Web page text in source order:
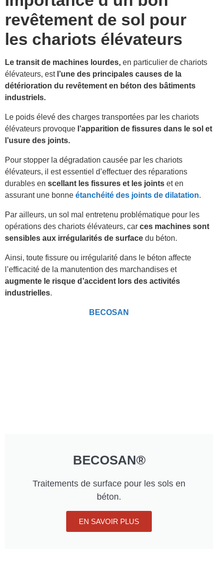
revêtement de sol pour
les chariots élévateurs
Le transit de machines lourdes, en particulier de chariots
élévateurs, estl’une des principales causes de la
détérioration du revêtement en béton des bâtiments
industriels.
Le poids élevé des charges transportées par les chariots
élévateurs provoque l’apparition de fissures dans le sol et
l’usure des joints.
Pour stopper la dégradation causée par les chariots
élévateurs, il est essentiel d’effectuer des réparations
durables en scellant les fissures et les joints et en
assurant une bonne étanchéité des joints de dilatation.
Par ailleurs, un sol mal entretenu problématique pour les
opérations des chariots élévateurs, car ces machines sont
sensibles aux irrégularités de surface du béton.
Ainsi, toute fissure ou irrégularité dans le béton affecte
l’efficacité de la manutention des marchandises et
augmente le risque d’accident lors des activités
industrielles.
BECOSAN
BECOSAN®
Traitements de surface pour les sols en
béton.
EN SAVOIR PLUS